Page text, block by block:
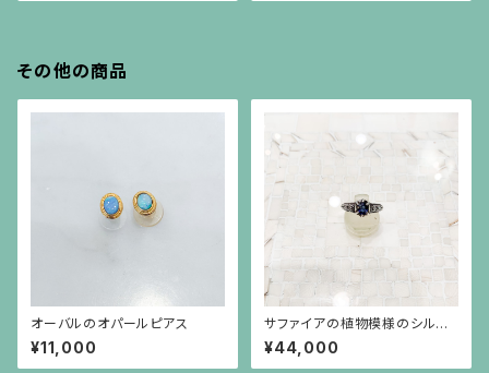
その他の商品
オーバルのオパールピアス
¥11,000
サファイアの植物模様のシルバ
ーリング
¥44,000